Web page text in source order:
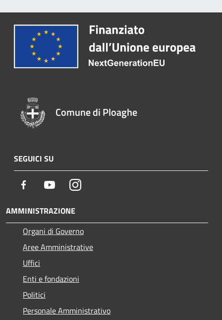
Comune di Ploaghe
SEGUICI SU
Facebook YoutubeInstagram
AMMINISTRAZIONE
Organi di Governo
Aree Amministrative
Uffici
Enti e fondazioni
Politici
Personale Amministrativo